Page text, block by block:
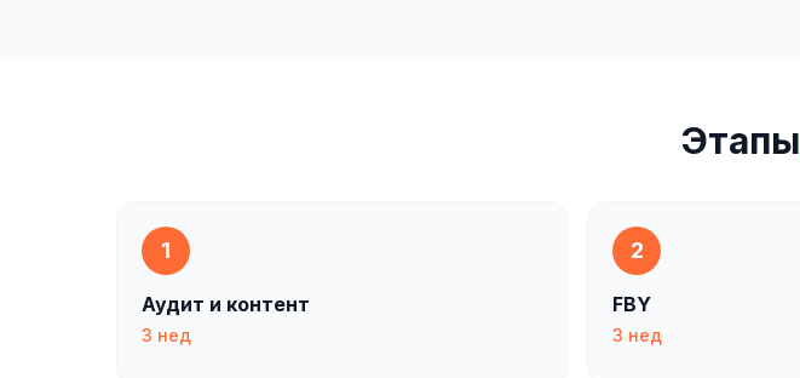
Этапы
1
Аудит и контент
3 нед
2
FBY
3 нед